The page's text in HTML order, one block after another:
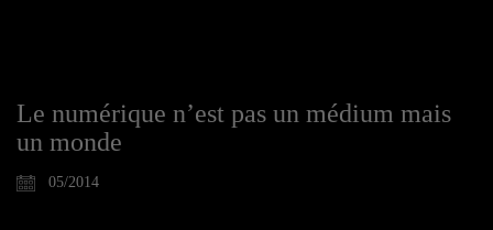
Le numérique n’est pas un médium mais
un monde
05/2014